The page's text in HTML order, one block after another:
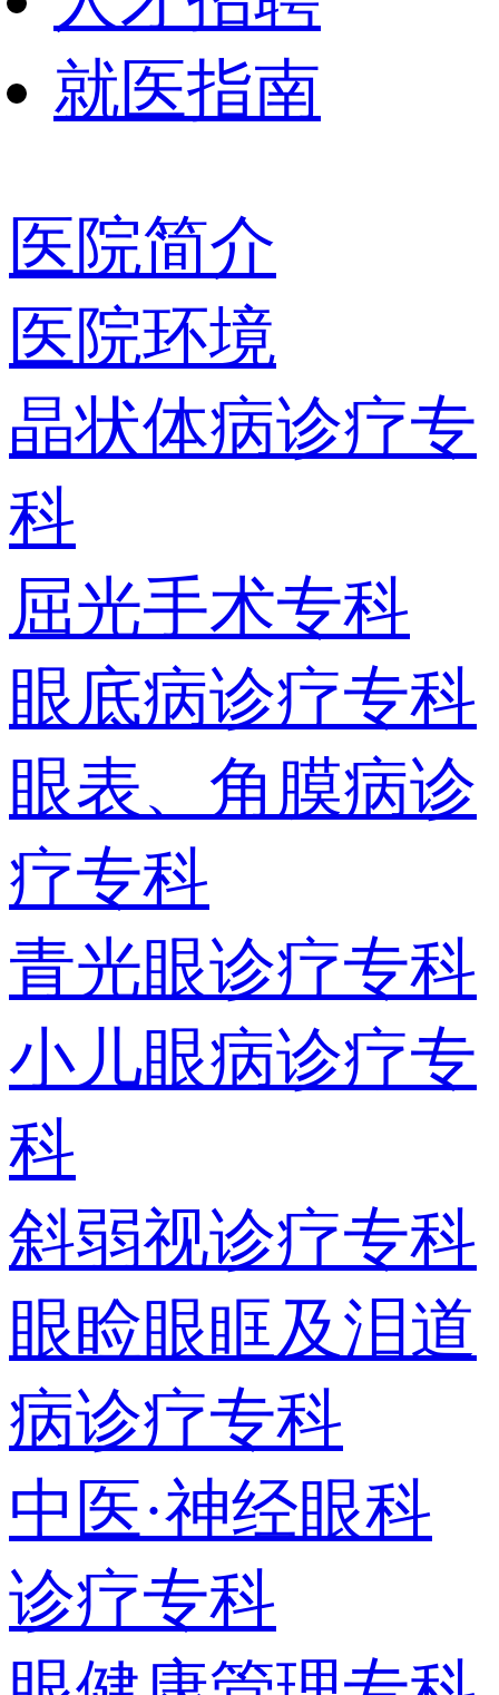
就医指南
医院简介
医院环境
晶状体病诊疗专
科
屈光手术专科
眼底病诊疗专科
眼表、角膜病诊
疗专科
青光眼诊疗专科
小儿眼病诊疗专
科
斜弱视诊疗专科
眼睑眼眶及泪道
病诊疗专科
中医·神经眼科
诊疗专科